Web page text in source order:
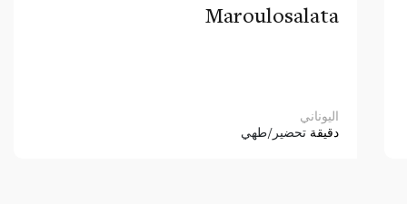
Maroulosalata
اليوناني
دقيقة تحضير/طهي